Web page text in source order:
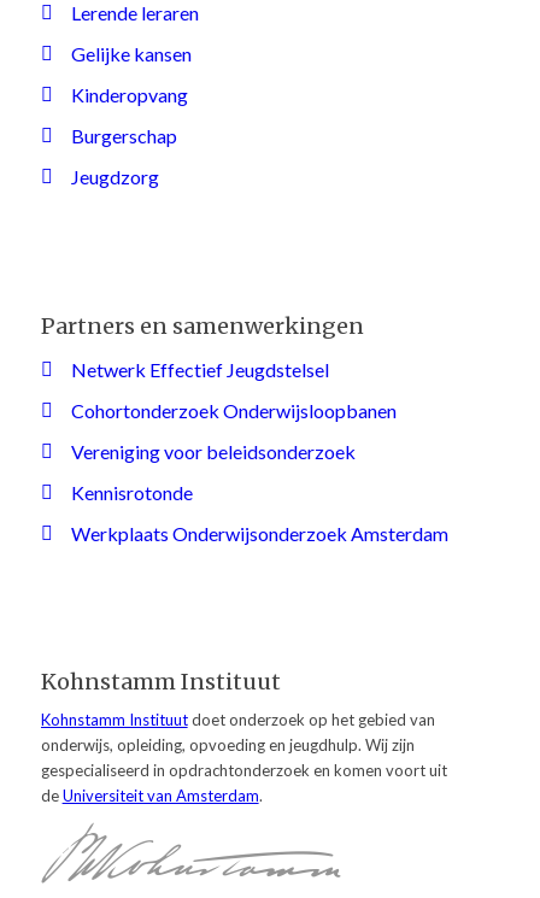
Lerende leraren
Gelijke kansen
Kinderopvang
Burgerschap
Jeugdzorg
Partners en samenwerkingen
Netwerk Effectief Jeugdstelsel
Cohortonderzoek Onderwijsloopbanen
Vereniging voor beleidsonderzoek
Kennisrotonde
Werkplaats Onderwijsonderzoek Amsterdam
Kohnstamm Instituut
Kohnstamm Instituutdoet onderzoek op het gebied van
onderwijs, opleiding, opvoeding en jeugdhulp. Wij zijn
gespecialiseerd in opdrachtonderzoek en komen voort uit
deUniversiteit van Amsterdam.